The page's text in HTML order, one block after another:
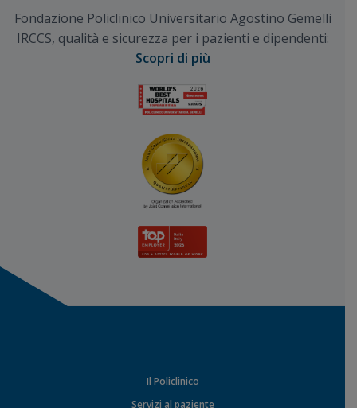
Fondazione Policlinico Universitario Agostino Gemelli
IRCCS, qualità e sicurezza per i pazienti e dipendenti:
Scopri di più
Il Policlinico
Servizi al paziente